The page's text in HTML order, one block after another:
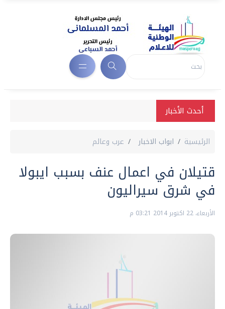
أحدث الأخبار
الرئيسية ابواب الاخبار عرب وعالم
قتيلان في اعمال عنف بسبب ايبولا
في شرق سيراليون
الأربعاء، 22 اكتوبر 2014 03:21 م